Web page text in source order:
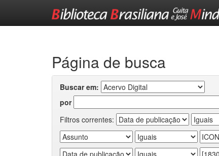
Página de busca
Buscar em:
por
Filtros correntes: